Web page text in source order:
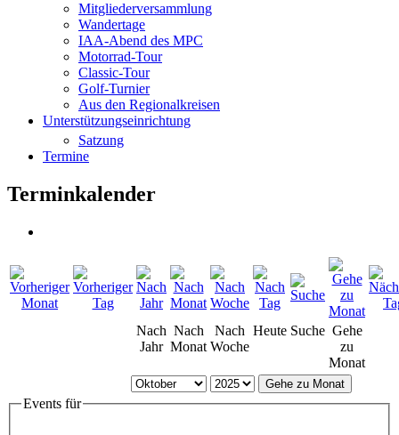
Mitgliederversammlung
Wandertage
IAA-Abend des MPC
Motorrad-Tour
Classic-Tour
Golf-Turnier
Aus den Regionalkreisen
Unterstützungseinrichtung
Satzung
Termine
Terminkalender
Nach
Jahr
Nach
Monat
Nach
Woche
Heute Suche Gehe
zu
Monat
Gehe zu Monat
Events für